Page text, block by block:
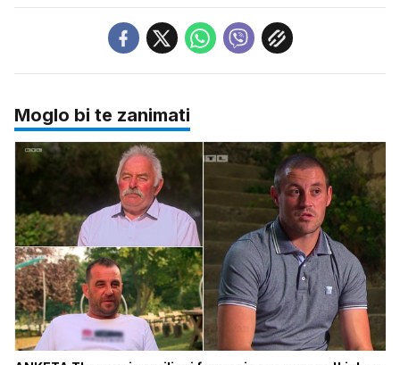
Moglo bi te zanimati